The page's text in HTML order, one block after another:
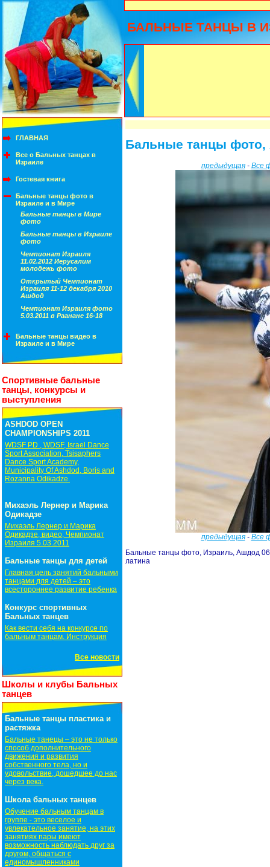
БАЛЬНЫЕ ТАНЦЫ В
ГЛАВНАЯ
Все о Бальных танцах в
Израиле
Гостевая книга
Бальные танцы фото в
Израиле и в Мире
Бальные танцы в Мире
фото
Бальные танцы в Израиле
фото
Чемпионат Израиля
11.02.2012 Иерусалим
молодежь фото
Открытый Чемпионат
Израиля 11-12 декабря 2010
Ашдод
Чемпионат Израиля фото
5.03.2011 в Раанане 16-18
Бальные танцы видео в
Израиле и в Мире
Спортивные бальные
танцы, конкурсы и
выступления
ASHDOD OPEN
CHAMPIONSHIPS 2011
WDSF PD , WDSF, Israel Dance
Sport Association, Tsisaphers
Dance Sport Academy,
Municipality Of Ashdod, Boris and
Rozanna Odikadze.
Михаэль Лернер и Марика
Одикадзе
Михаэль Лернер и Марика
Одикадзе, видео, Чемпионат
Израиля 5.03.2011
Бальные танцы для детей
Главная цель занятий бальными
танцами для детей – это
всестороннее развитие ребенка
Конкурс спортивных
Бальных танцев
Как вести себя на конкурсе по
бальным танцам. Инструкция
Все новости
Школы и клубы Бальных
танцев
Бальные танцы пластика и
растяжка
Бальные танецы – это не только
способ дополнительного
движения и развития
собственного тела, но и
удовольствие, дошедшее до нас
через века.
Школа бальных танцев
Обучение бальным танцам в
группе - это веселое и
увлекательное занятие, на этих
занятиях пары имеют
возможность наблюдать друг за
другом, общаться с
единомышленниками
Бальные танцы фото,
предыдущая- Все
предыдущая- Все
Бальные танцы фото, Израиль, Ашдод
латина